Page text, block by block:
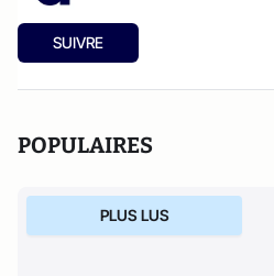
SUIVRE
POPULAIRES
PLUS LUS